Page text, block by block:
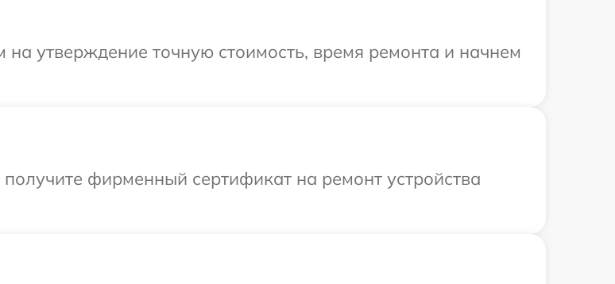
утверждение точную стоимость, время ремонта и начнем
фирменный сертификат на ремонт устройства